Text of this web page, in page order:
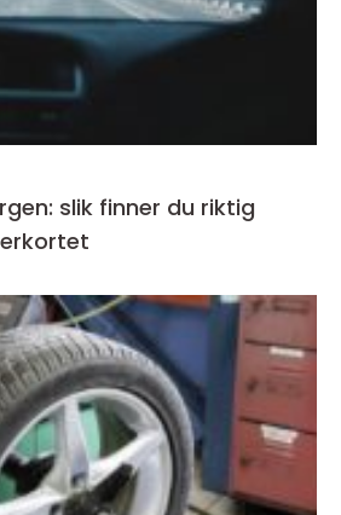
slik finner du riktig